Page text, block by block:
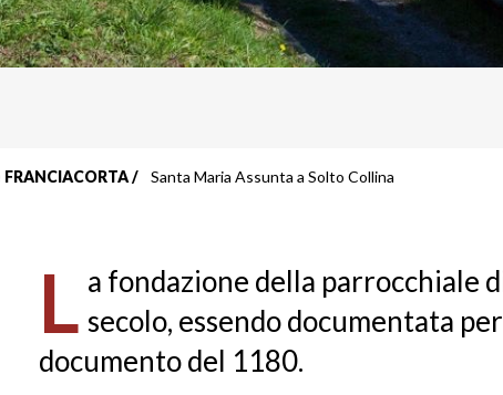
Santa Maria Assunta a Solto Collina
L a fondazione della parrocchiale
secolo, essendo documentata
documento del 1180.